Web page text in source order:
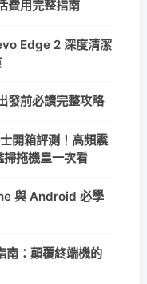
費用完整指南
Edge 2 深度清潔
發前必讀完整攻略
開箱評測！高頻震
拖機皇一次看
與 Android 必學
：顛覆終端機的